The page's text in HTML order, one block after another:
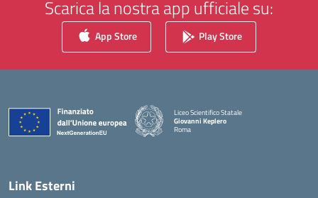
Scarica la nostra app ufficiale su:
App Store Play Store
Liceo Scientifico Statale
Giovanni Keplero
Roma
Link Esterni